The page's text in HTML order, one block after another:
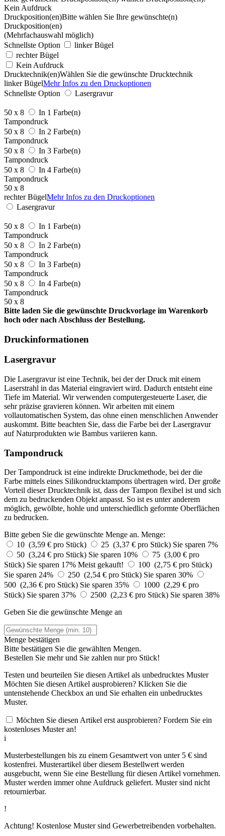
Kein Aufdruck
Druckposition(en)Bitte wählen Sie Ihre gewünschte(n)
Druckposition(en)
(Mehrfachauswahl möglich)
Schnellste Option
linker Bügel
rechter Bügel
Kein Aufdruck
Drucktechnik(en)Wählen Sie die gewünschte Drucktechnik
linker BügelMehr Infos zu den Druckoptionen
Schnellste Option
Lasergravur
50 x 8
In 1 Farbe(n)
Tampondruck
50 x 8
In 2 Farbe(n)
Tampondruck
50 x 8
In 3 Farbe(n)
Tampondruck
50 x 8
In 4 Farbe(n)
Tampondruck
50 x 8
rechter BügelMehr Infos zu den Druckoptionen
Lasergravur
50 x 8
In 1 Farbe(n)
Tampondruck
50 x 8
In 2 Farbe(n)
Tampondruck
50 x 8
In 3 Farbe(n)
Tampondruck
50 x 8
In 4 Farbe(n)
Tampondruck
50 x 8
Bitte laden Sie die gewünschte Druckvorlage im Warenkorb
hoch oder nach Abschluss der Bestellung.
Druckinformationen
Lasergravur
Die Lasergravur ist eine Technik, bei der der Druck mit einem
Laserstrahl in das Material eingraviert wird. Dadurch entsteht eine
Tiefe im Material. Wir verwenden computergesteuerte Laser, die
sehr präzise gravieren können. Wir arbeiten mit einem
vollautomatischen System, das ohne einen menschlichen Anwender
auskommt. Bitte beachten Sie, dass die Farbe bei der Lasergravur
auf Naturprodukten wie Bambus variieren kann.
Tampondruck
Der Tampondruck ist eine indirekte Druckmethode, bei der die
Farbe mittels eines Silikondrucktampons übertragen wird. Der große
Vorteil dieser Drucktechnik ist, dass der Tampon flexibel ist und sich
dem zu bedruckenden Objekt anpasst. So ist es unter anderem
möglich, gewölbte, hohle und unterschiedlich geformte Oberflächen
zu bedrucken.
Bitte geben Sie die gewünschte Menge an. Menge:
10 (3,59 € pro Stück)
25 (3,37 € pro Stück) Sie sparen 7%
50 (3,24 € pro Stück) Sie sparen 10%
75 (3,00 € pro
Stück) Sie sparen 17% Meist gekauft!
100 (2,75 € pro Stück)
Sie sparen 24%
250 (2,54 € pro Stück) Sie sparen 30%
500 (2,36 € pro Stück) Sie sparen 35%
1000 (2,29 € pro
Stück) Sie sparen 37% 2500 (2,23 € pro Stück) Sie sparen 38%
Geben Sie die gewünschte Menge an
Menge bestätigen
Bitte bestätigen Sie die gewählten Mengen.
Bestellen Sie mehr und Sie zahlen nurpro Stück!
Testen und beurteilen Sie diesen Artikel als unbedrucktes Muster
Möchten Sie diesen Artikel ausprobieren? Klicken Sie die
untenstehende Checkbox an und Sie erhalten ein unbedrucktes
Muster.
Möchten Sie diesen Artikel erst ausprobieren? Fordern Sie ein
kostenloses Muster an!
i
Musterbestellungen bis zu einem Gesamtwert von unter 5 € sind
kostenfrei. Musterartikel über diesem Bestellwert werden
ausgebucht, wenn Sie eine Bestellung für diesen Artikel vornehmen.
Muster werden immer ohne Aufdruck geliefert. Muster sind nicht
retournierbar.
!
Achtung! Kostenlose Muster sind Gewerbetreibenden vorbehalten.